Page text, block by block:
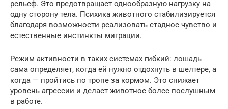
рельеф. Это предотвращает однообразную нагрузку на
одну сторону тела. Психика животного стабилизируется
благодаря возможности реализовать стадное чувство и
естественные инстинкты миграции.
Режим активности в таких системах гибкий: лошадь
сама определяет, когда ей нужно отдохнуть в шелтере, а
когда — пройтись по тропе за кормом. Это снижает
уровень агрессии и делает животное более послушным
в работе.